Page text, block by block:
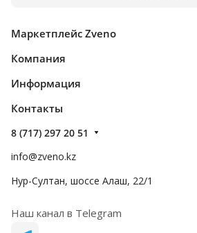
Маркетплейс Zveno
Компания
Информация
Контакты
8 (717) 297 20 51
info@zveno.kz
Нур-Султан, шоссе Алаш, 22/1
Наш канал в Telegram